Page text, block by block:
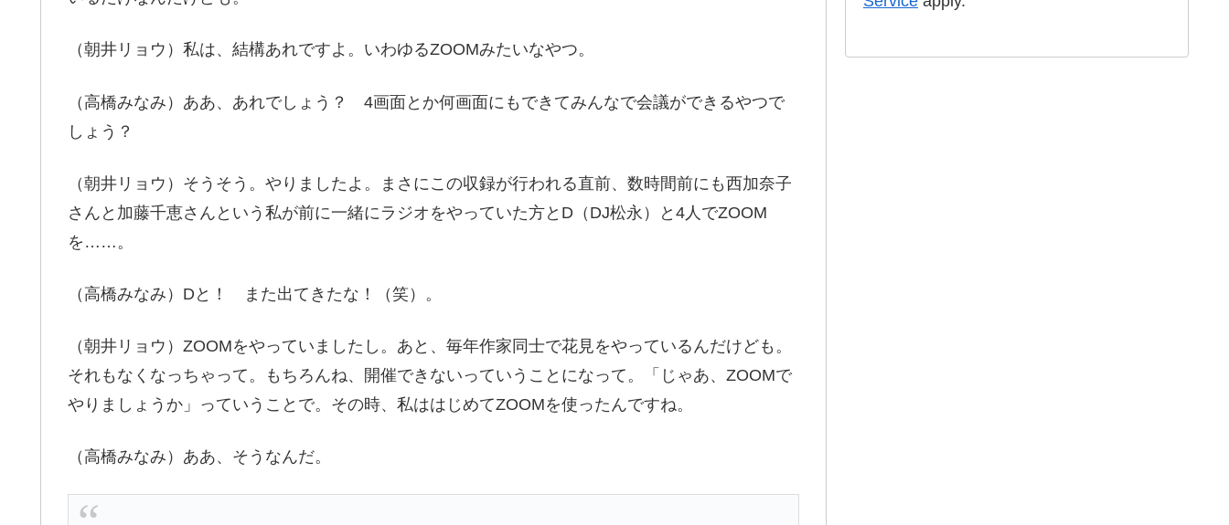
（朝井リョウ）私は、結構あれですよ。いわゆるZOOMみたいなやつ。
（高橋みなみ）ああ、あれでしょう？ 4画面とか何画面にもできてみんなで会議ができるやつで
しょう？
（朝井リョウ）そうそう。やりましたよ。まさにこの収録が行われる直前、数時間前にも西加奈子
さんと加藤千恵さんという私が前に一緒にラジオをやっていた方とD（DJ松永）と4人でZOOM
を……。
（高橋みなみ）Dと！ また出てきたな！（笑）。
（朝井リョウ）ZOOMをやっていましたし。あと、毎年作家同士で花見をやっているんだけども。
それもなくなっちゃって。もちろんね、開催できないっていうことになって。「じゃあ、ZOOMで
やりましょうか」っていうことで。その時、私ははじめてZOOMを使ったんですね。
（高橋みなみ）ああ、そうなんだ。